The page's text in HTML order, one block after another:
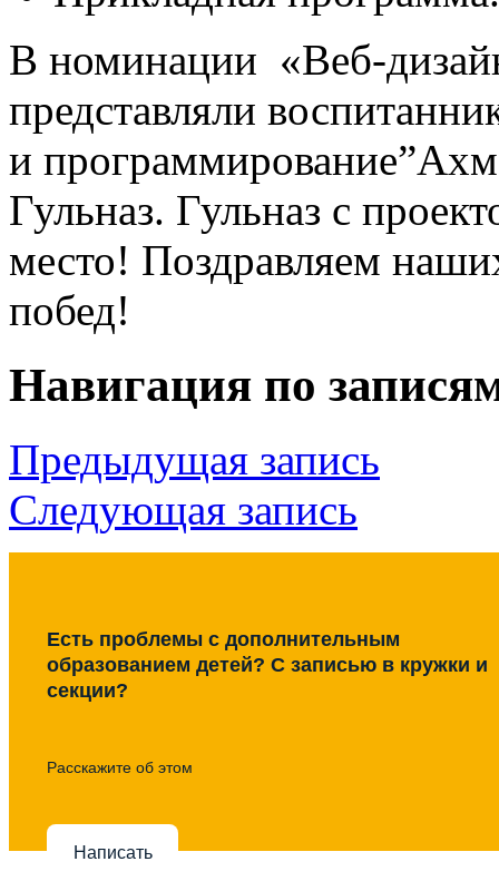
В номинации «Веб-
представляли
и
Гульназ. Гульназ с
место! Поздравляем
побед!
Навигация по
Предыдущая запись
Следующая запись
Есть проблемы с дополнительным
образованием детей? С записью в кружки и
секции?
Расскажите об этом
Написать